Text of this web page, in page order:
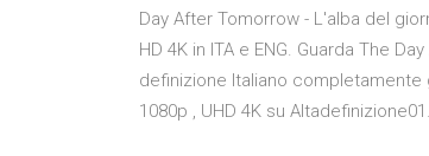
Day After Tomorrow - L'alba del
HD 4K in ITA e ENG. Guarda The
definizione Italiano
1080p , UHD 4K su Altadefinizione01.